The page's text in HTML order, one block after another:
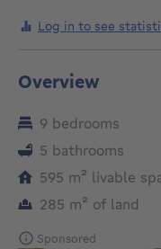
Log in to see
Overview
9 bedrooms
5 bathrooms
595 m² square
livable
285 m² square
of land
Sponsored